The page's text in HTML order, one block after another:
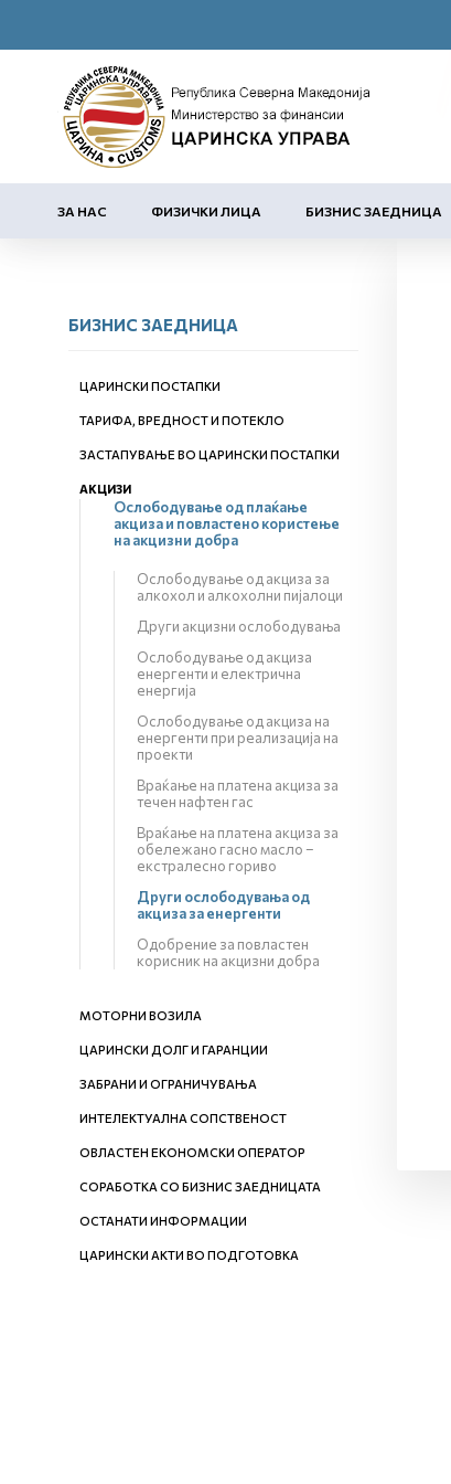
ЗА НАС ФИЗИЧКИ ЛИЦА БИЗНИС ЗАЕДНИЦА
БИЗНИС ЗАЕДНИЦА
ЦАРИНСКИ ПОСТАПКИ
ТАРИФА, ВРЕДНОСТ И ПОТЕКЛО
ЗАСТАПУВАЊЕ ВО ЦАРИНСКИ ПОСТАПКИ
АКЦИЗИ
Ослободување од плаќање
акциза и повластено користење
на акцизни добра
Ослободување од акциза за
алкохол и алкохолни пијалоци
Други акцизни ослободувања
Ослободување од акциза
енергенти и електрична
енергија
Ослободување од акциза на
енергенти при реализација на
проекти
Враќање на платена акциза за
течен нафтен гас
Враќање на платена акциза за
обележано гасно масло –
екстралесно гориво
Други ослободувања од
акциза за енергенти
Одобрение за повластен
корисник на акцизни добра
МОТОРНИ ВОЗИЛА
ЦАРИНСКИ ДОЛГ И ГАРАНЦИИ
ЗАБРАНИ И ОГРАНИЧУВАЊА
ИНТЕЛЕКТУАЛНА СОПСТВЕНОСТ
ОВЛАСТЕН ЕКОНОМСКИ ОПЕРАТОР
СОРАБОТКА СО БИЗНИС ЗАЕДНИЦАТА
ОСТАНАТИ ИНФОРМАЦИИ
ЦАРИНСКИ АКТИ ВО ПОДГОТОВКА